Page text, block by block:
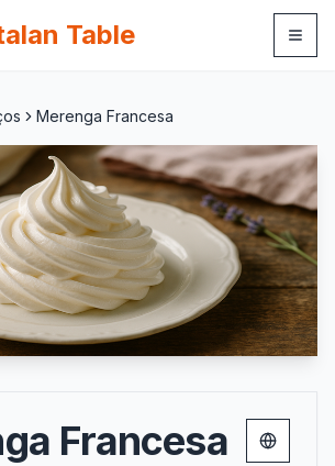
Table
Merenga Francesa
Francesa Change